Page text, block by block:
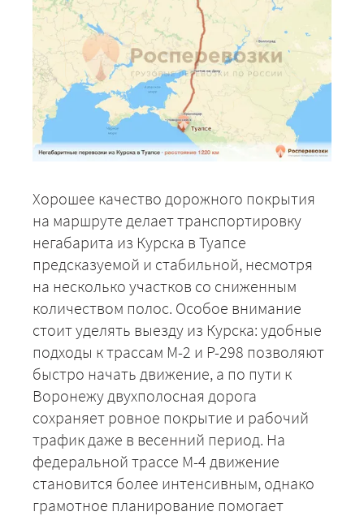
Хорошее качество дорожного покрытия
на маршруте делает транспортировку
негабарита из Курска в Туапсе
предсказуемой и стабильной, несмотря
на несколько участков со сниженным
количеством полос. Особое внимание
стоит уделять выезду из Курска: удобные
подходы к трассам М-2 и Р-298 позволяют
быстро начать движение, а по пути к
Воронежу двухполосная дорога
сохраняет ровное покрытие и рабочий
трафик даже в весенний период. На
федеральной трассе М-4 движение
становится более интенсивным, однако
грамотное планирование помогает